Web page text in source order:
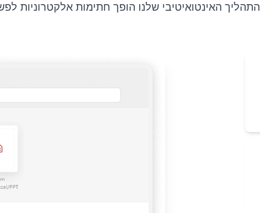
התהליך האינטואיטיבי שלנו הופך חתימות אלקטרוניות